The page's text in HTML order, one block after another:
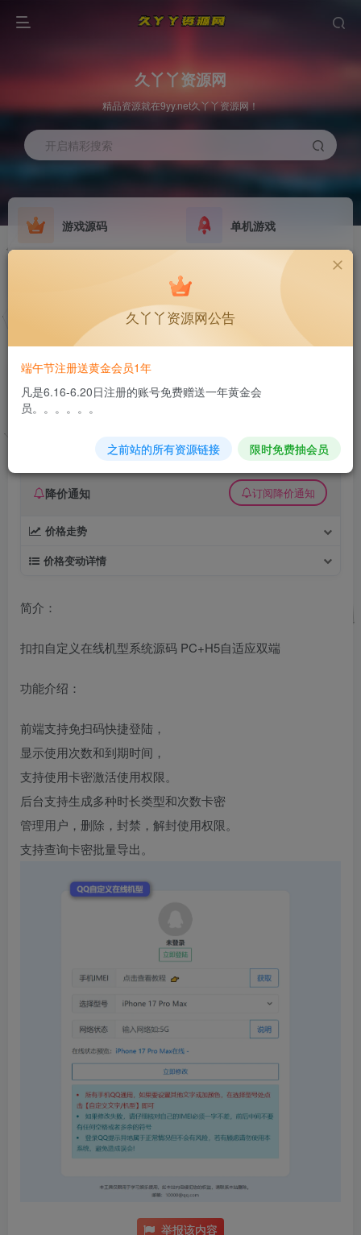
久丫丫资源网
精品资源就在9yy.net久丫丫资源网！
开启精彩搜索
游戏源码 单机游戏
欢迎大家无偿赞助！
扣扣自定义在线机型系统源码
久丫丫
0 18 0
降价通知 订阅降价通知
价格走势
价格变动详情
简介：
扣扣自定义在线机型系统源码 PC+H5自适应双端
功能介绍：
前端支持免扫码快捷登陆，
显示使用次数和到期时间，
支持使用卡密激活使用权限。
后台支持生成多种时长类型和次数卡密
管理用户，删除，封禁，解封使用权限。
支持查询卡密批量导出。
举报该内容
久丫丫资源网公告
端午节注册送黄金会员1年
凡是6.16-6.20日注册的账号免费赠送一年黄金会
员。。。。。。
之前站的所有资源链接 限时免费抽会员